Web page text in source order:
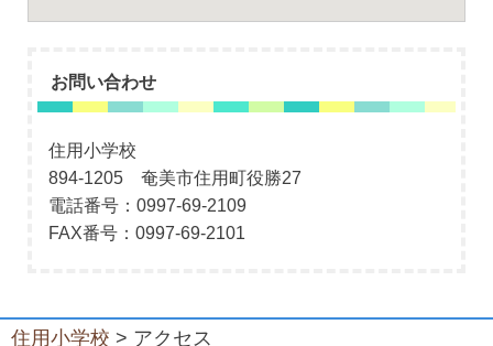
お問い合わせ
住用小学校
894-1205 奄美市住用町役勝27
電話番号：0997-69-2109
FAX番号：0997-69-2101
住用小学校 > アクセス